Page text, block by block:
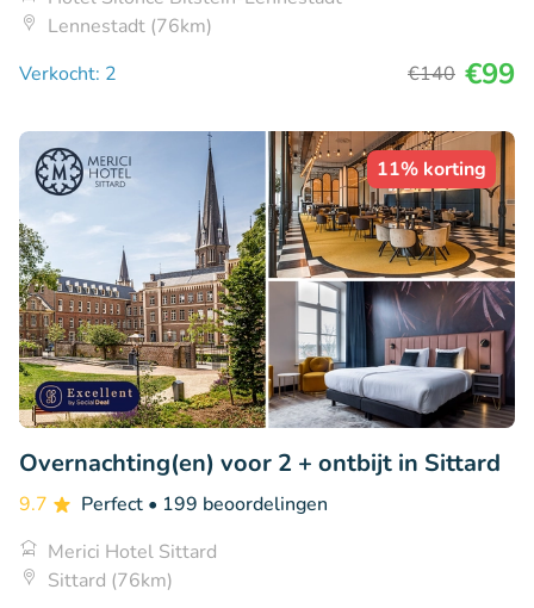
Lennestadt (76km)
Verkocht: 2
€140 €99
11% korting
Overnachting(en) voor 2 + ontbijt in Sittard
9.7 Perfect • 199 beoordelingen
Merici Hotel Sittard
Sittard (76km)